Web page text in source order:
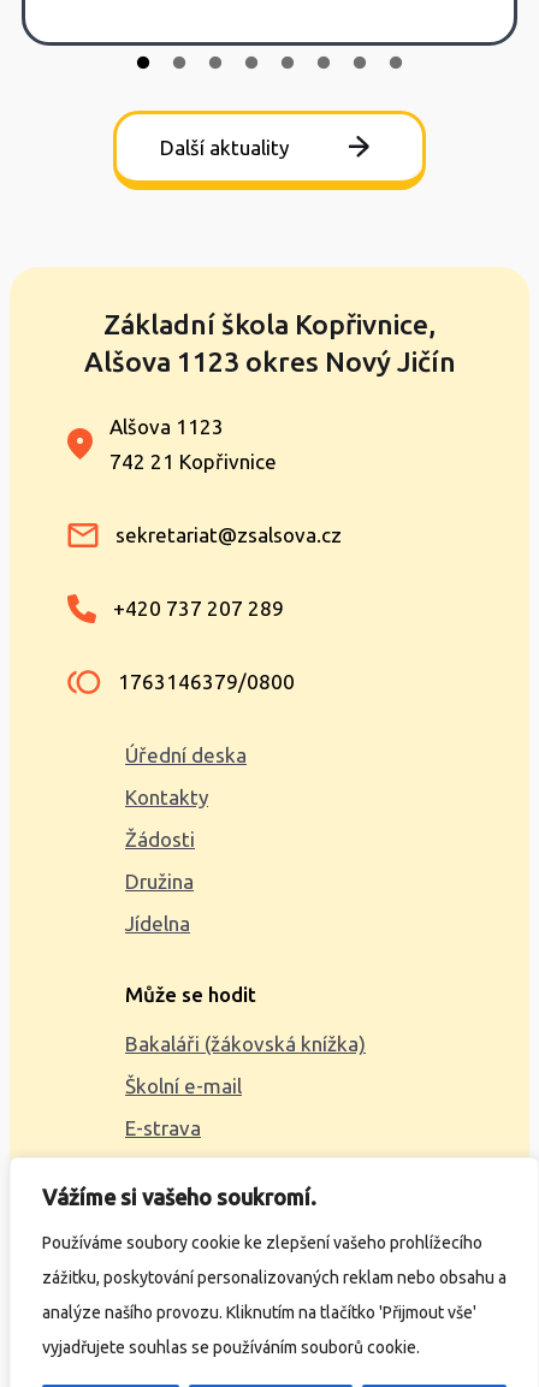
Vážíme si vašeho soukromí.
Používáme soubory cookie ke zlepšení vašeho prohlížecího
zážitku, poskytování personalizovaných reklam nebo obsahu a
analýze našího provozu. Kliknutím na tlačítko 'Přijmout vše'
vyjadřujete souhlas se používáním souborů cookie.
Další aktuality
Základní škola Kopřivnice,
Alšova 1123 okres Nový Jičín
Alšova 1123
742 21 Kopřivnice
sekretariat@zsalsova.cz
+420 737 207 289
1763146379/0800
Úřední deska
Kontakty
Žádosti
Družina
Jídelna
Může se hodit
Bakaláři (žákovská knížka)
Školní e-mail
E-strava
2023 © ZŠ Alšova, vytvořilWčil.cz
Ochrana osobních údajů
Prohlášení o přístupnosti